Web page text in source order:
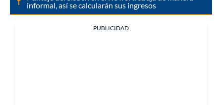
informal, así se calcularán sus ingresos
PUBLICIDAD